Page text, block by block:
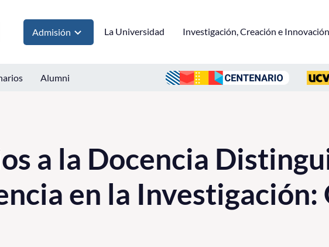
Admisión La Universidad Investigación, Creación e Innovación
Alumni
a la Docencia
en la Investigación: